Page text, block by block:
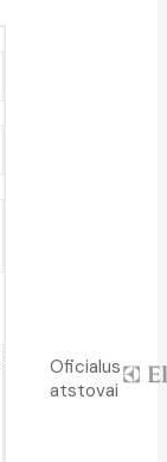
Oficialus
atstovai